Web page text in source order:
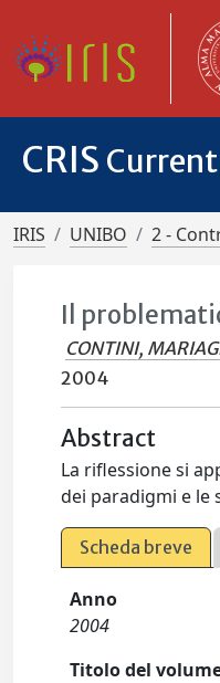
CRIS
IRIS UNIBO 2 -
Il
CONTINI,
2004
Abstract
La riflessione si
dei paradigmi e le
Scheda breve
Anno
2004
Titolo del